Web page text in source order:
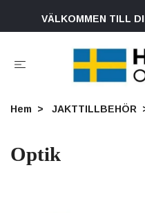
VÄLKOMMEN TILL
Hem JAKTTILLBEHÖR
Optik